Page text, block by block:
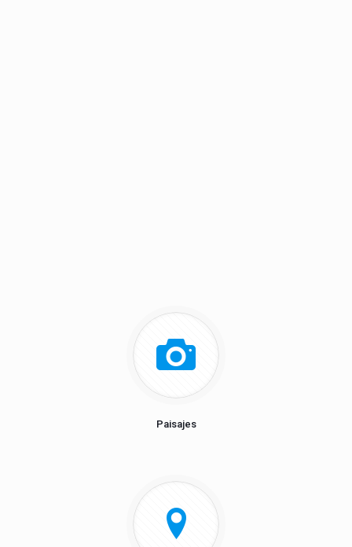
Paisajes